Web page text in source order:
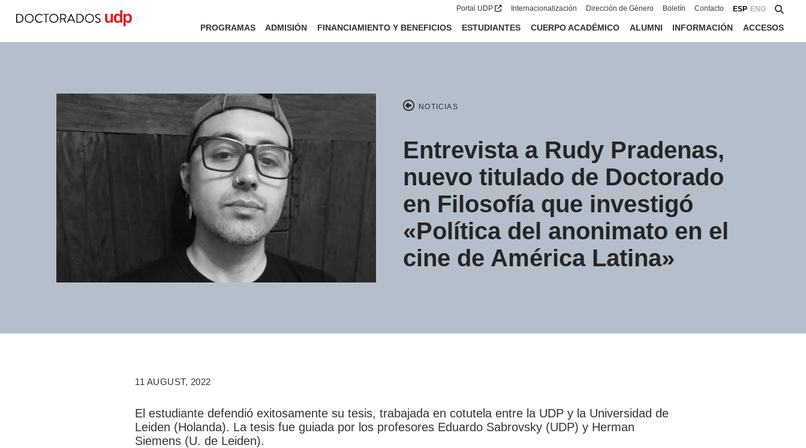
Portal UDP Internacionalización Dirección de Género Boletín Contacto ESP ENG
PROGRAMAS ADMISIÓN FINANCIAMIENTO Y BENEFICIOS ESTUDIANTES CUERPO ACADÉMICO ALUMNI INFORMACIÓN ACCESOS
NOTICIAS
Entrevista a Rudy Pradenas,
nuevo titulado de Doctorado
en Filosofía que investigó
«Política del anonimato en el
cine de América Latina»
11 AUGUST, 2022
El estudiante defendió exitosamente su tesis, trabajada en cotutela entre la UDP y la Universidad de
Leiden (Holanda). La tesis fue guiada por los profesores Eduardo Sabrovsky (UDP) y Herman
Siemens (U. de Leiden).